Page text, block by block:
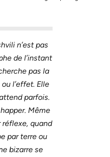
n’est pas
de l’instant
pas la
l’effet. Elle
parfois.
Même
réflexe, quand
par terre ou
bizarre se